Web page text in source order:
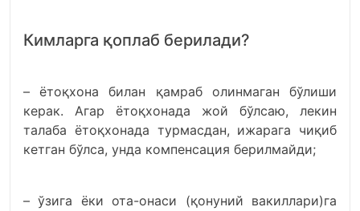
Кимларга қоплаб берилади?
– ётоқхона билан қамраб олинмаган бўлиши
керак. Агар ётоқхонада жой бўлсаю, лекин
талаба ётоқхонада турмасдан, ижарага чиқиб
кетган бўлса, унда компенсация берилмайди;
– ўзига ёки ота-онаси (қонуний вакиллари)га